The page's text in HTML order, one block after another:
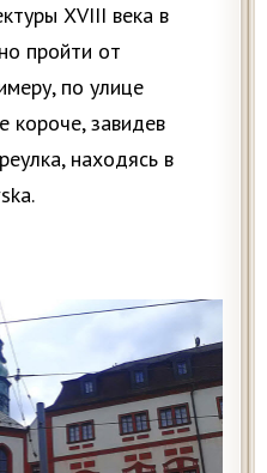
XVIII века в
пройти от
по улице
завидев
находясь в